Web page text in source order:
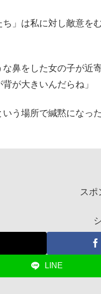
ち」は私に対し敵意を
鼻をした女の子が近
が大きいんだらね」
う場所で緘黙になった
スポ
LINE